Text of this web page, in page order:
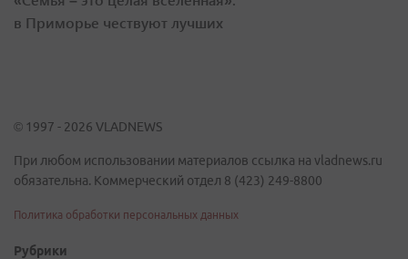
в Приморье чествуют лучших
© 1997 - 2026 VLADNEWS
При любом использовании материалов ссылка на vladnews.ru
обязательна. Коммерческий отдел 8 (423) 249-8800
Политика обработки персональных данных
Рубрики